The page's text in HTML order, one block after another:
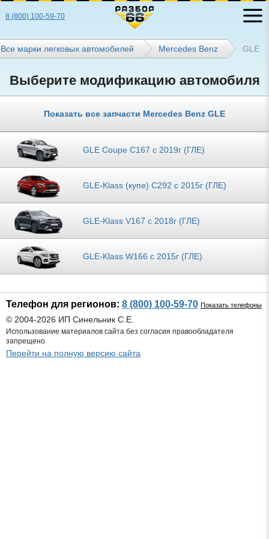
8 (800) 100-59-70
Все марки легковых автомобилей Mercedes Benz GLE
Выберите модификацию автомобиля
Показать все запчасти Mercedes Benz GLE
GLE Coupe C167 с 2019г (ГЛЕ)
GLE-Klass (купе) C292 с 2015г (ГЛЕ)
GLE-Klass V167 с 2018г (ГЛЕ)
GLE-Klass W166 с 2015г (ГЛЕ)
Телефон для регионов: 8 (800) 100-59-70 Показать телефоны
© 2004-2026 ИП Синельник С.Е.
Использование материалов сайта без согласия правообладателя
запрещено
Перейти на полную версию сайта